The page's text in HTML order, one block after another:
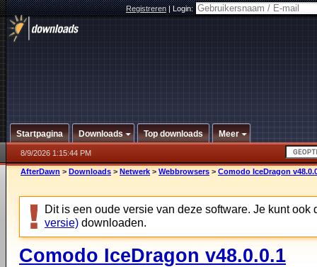
Registreren|Login:
Startpagina Downloads Top downloads Meer
8/9/2026 1:15:44 PM
AfterDawn > Downloads > Netwerk > Webbrowsers > Comodo IceDragon
Dit is een oude versie van deze software. Je kunt ook
versie) downloaden.
Comodo IceDragon v48.0.0.1